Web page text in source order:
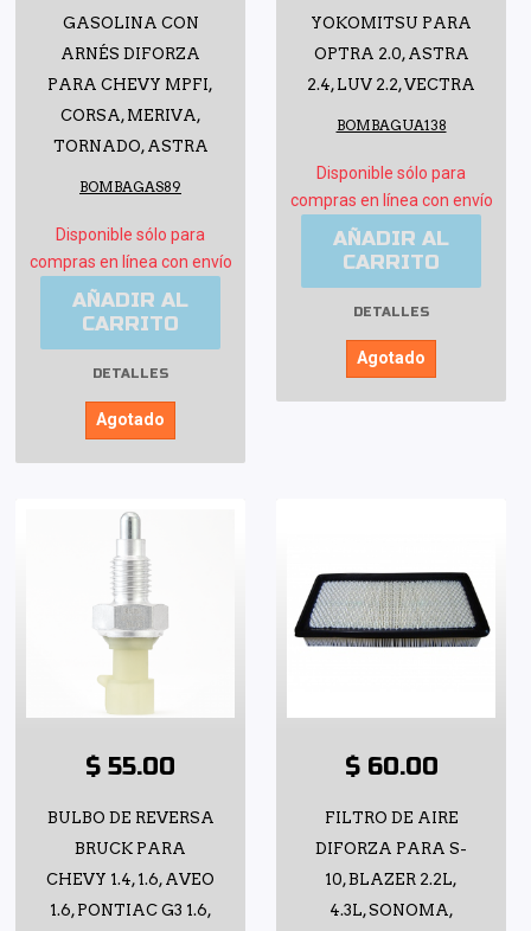
GASOLINA CON
ARNÉS DIFORZA
PARA CHEVY MPFI,
CORSA, MERIVA,
TORNADO, ASTRA
BOMBAGAS89
Disponible sólo para
compras en línea con envío
AÑADIR AL
CARRITO
DETALLES
Agotado
YOKOMITSU PARA
OPTRA 2.0, ASTRA
2.4, LUV 2.2, VECTRA
BOMBAGUA138
Disponible sólo para
compras en línea con envío
AÑADIR AL
CARRITO
DETALLES
Agotado
$ 55.00
BULBO DE REVERSA
BRUCK PARA
CHEVY 1.4, 1.6, AVEO
1.6, PONTIAC G3 1.6,
$ 60.00
FILTRO DE AIRE
DIFORZA PARA S-
10, BLAZER 2.2L,
4.3L, SONOMA,